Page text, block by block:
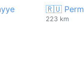
🇷🇺 Perm
223 km